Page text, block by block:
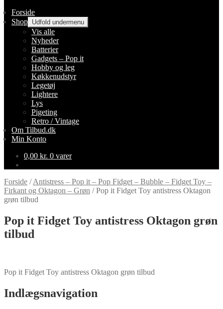
Forside
Shop Udfold undermenu
Vis alle
Nyheder
Batterier
Gadgets – Pop it
Hobby og leg
Køkkenudstyr
Legetøj
Lightere
Lys
Pigeting
Retro / Vintage
Om Tilbud.dk
Min Konto
0,00 kr. 0 varer
Forside /Antistress – Pop it – Pop Fidget – Bubble – Fidget Toy –
Firkant og Oktagon – Grøn /Pop it Fidget Toy antistress Oktagon
grøn tilbud
Pop it Fidget Toy antistress Oktagon grøn
tilbud
Pop it Fidget Toy antistress Oktagon grøn tilbud
Indlægsnavigation